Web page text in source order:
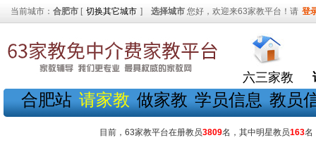
当前城市： 合肥市 [ 切换其它城市 ] 选择城市 您好，欢迎来63家教平台！请 登
六三家教
合肥站 请家教 做家教 学员信息 教员
目前，63家教平台在册教员3809名，其中明星教员163名